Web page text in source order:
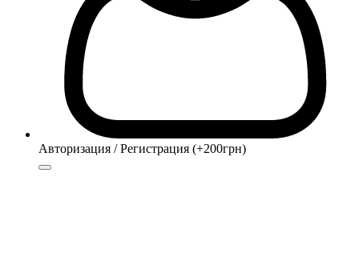
Авторизация / Регистрация (+200грн)